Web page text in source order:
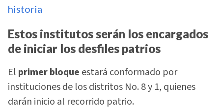
historia
Estos institutos serán los encargados
de iniciar los desfiles patrios
El primer bloque estará conformado por
instituciones de los distritos No. 8 y 1, quienes
darán inicio al recorrido patrio.